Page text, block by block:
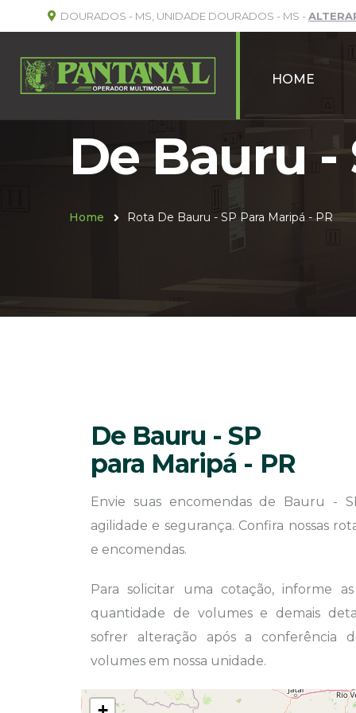
DOURADOS - MS, UNIDADE DOURADOS - MS -
HOME
De Bauru -
Home Rota De Bauru - SP Para Maripá - PR
De Bauru - SP
para Maripá - PR
Envie suas encomendas de Bauru -
agilidade e segurança. Confira nossas
e encomendas.
Para solicitar uma cotação, informe
quantidade de volumes e demais
sofrer alteração após a conferência
volumes em nossa unidade.